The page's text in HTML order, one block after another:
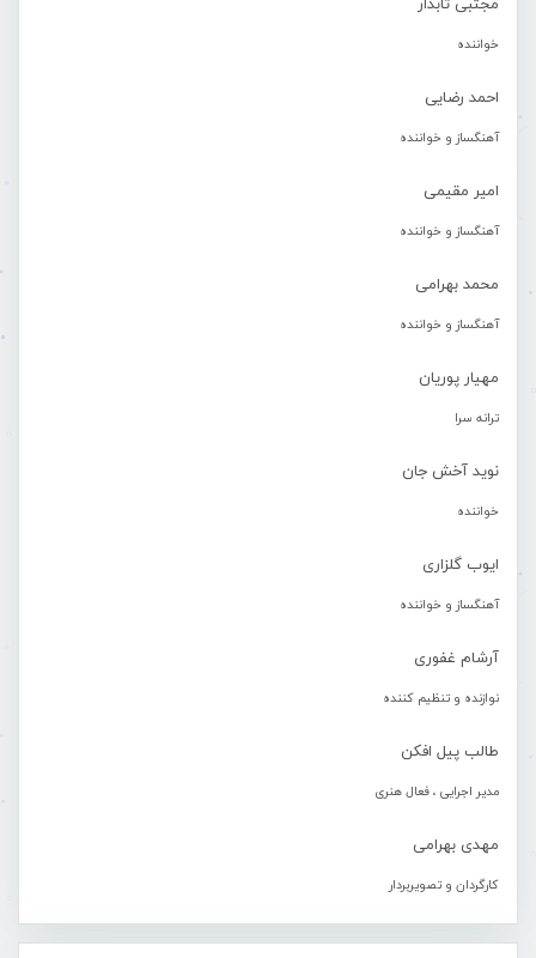
مجتبی تابدار
خواننده
احمد رضایی
آهنگساز و خواننده
امیر مقیمی
آهنگساز و خواننده
محمد بهرامی
آهنگساز و خواننده
مهیار پوریان
ترانه سرا
نوید آخش جان
خواننده
ایوب گلزاری
آهنگساز و خواننده
آرشام غفوری
نوازنده و تنظیم کننده
طالب پیل افکن
مدیر اجرایی ، فعال هنری
مهدی بهرامی
کارگردان و تصویربردار